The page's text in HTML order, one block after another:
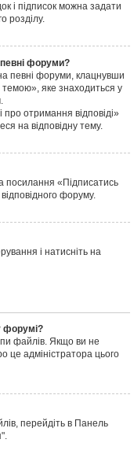
і підписок можна задати
розділу.
форуми?
певні форуми, клацнувши
яке знаходиться у
отримання відповіді»
на відповідну тему.
посилання «Підписатись
форуму.
і натисніть на
форумі?
файлів. Якщо ви не
це адміністратора цього
перейдіть в Панель